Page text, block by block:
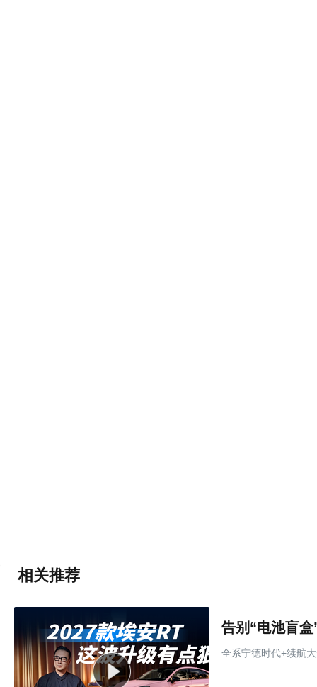
相关推荐
全系宁德时代+续航